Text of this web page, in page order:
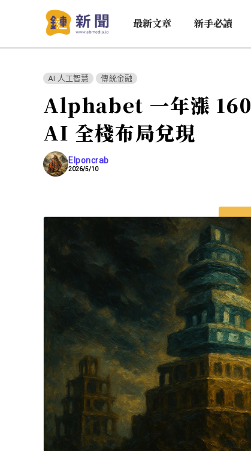
最新文章 新手必讀
AI 人工智慧 傳統金融
Alphabet 一年漲
AI 全棧布局兌現
Elponcrab
2026/5/10